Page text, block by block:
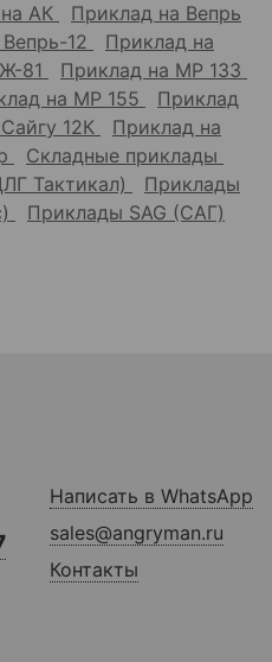
АК
Приклад на Вепрь
12
Приклад на
81
Приклад на МР 133
на МР 155
Приклад
12К
Приклад на
Складные приклады
Тактикал)
Приклады
Приклады SAG (САГ)
Написать в WhatsApp
sales@angryman.ru
Контакты